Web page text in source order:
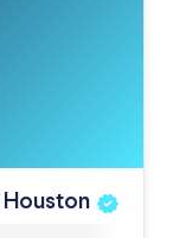
Houston